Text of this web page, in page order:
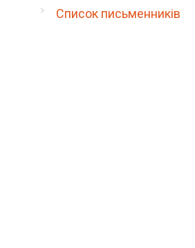
Список письменників